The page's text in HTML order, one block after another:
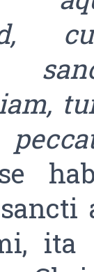
ita